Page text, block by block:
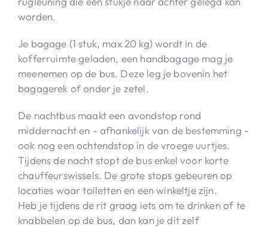
worden.
Je bagage (1 stuk, max 20 kg) wordt in de
kofferruimte geladen, een handbagage mag je
meenemen op de bus. Deze leg je bovenin het
bagagerek of onder je zetel.
De nachtbus maakt een avondstop rond
middernacht en - afhankelijk van de bestemming -
ook nog een ochtendstop in de vroege uurtjes.
Tijdens de nacht stopt de bus enkel voor korte
chauffeurswissels. De grote stops gebeuren op
locaties waar toiletten en een winkeltje zijn.
Heb je tijdens de rit graag iets om te drinken of te
knabbelen op de bus, dan kan je dit zelf